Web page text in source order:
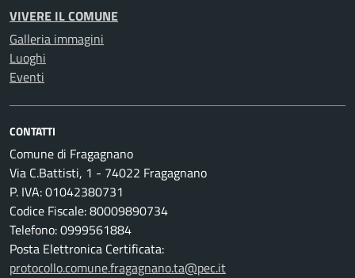
VIVERE IL COMUNE
Galleria immagini
Luoghi
Eventi
CONTATTI
Comune di Fragagnano
Via C.Battisti, 1 - 74022 Fragagnano
P. IVA: 01042380731
Codice Fiscale: 80009890734
Telefono: 0999561884
Posta Elettronica Certificata:
protocollo.comune.fragagnano.ta@pec.it